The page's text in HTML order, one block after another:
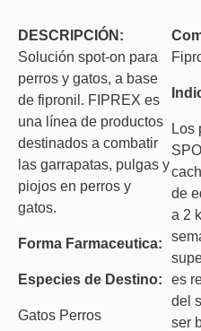
DESCRIPCIÓN:
Solución spot-on para
perros y gatos, a base
de fipronil. FIPREX es
una línea de productos
destinados a combatir
las garrapatas, pulgas y
piojos en perros y
gatos.
Forma Farmaceutica:
Especies de Destino:
Gatos Perros
Los
de
a 2
es
del
ser